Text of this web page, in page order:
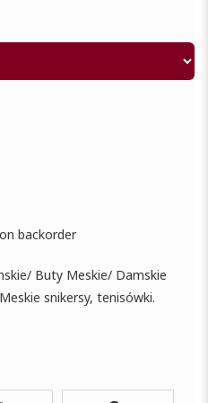
backorder
/ Buty Meskie/ Damskie
Meskie snikersy, tenisówki.